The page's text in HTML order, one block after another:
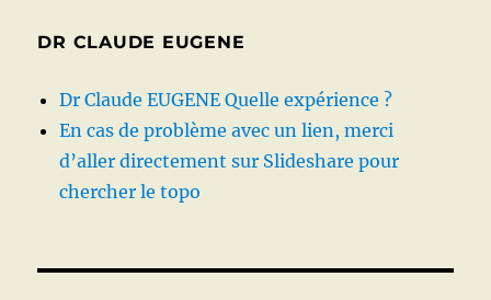
DR CLAUDE EUGENE
Dr Claude EUGENE Quelle expérience ?
En cas de problème avec un lien, merci
d’aller directement sur Slideshare pour
chercher le topo